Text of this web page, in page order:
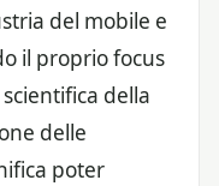
del mobile e
il proprio focus
della
delle
poter